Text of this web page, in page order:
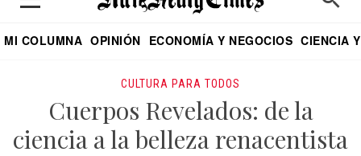
MI COLUMNA OPINIÓN ECONOMÍA Y NEGOCIOS CIENCIA
CULTURA PARA TODOS
Cuerpos Revelados: de la
ciencia a la belleza renacentista